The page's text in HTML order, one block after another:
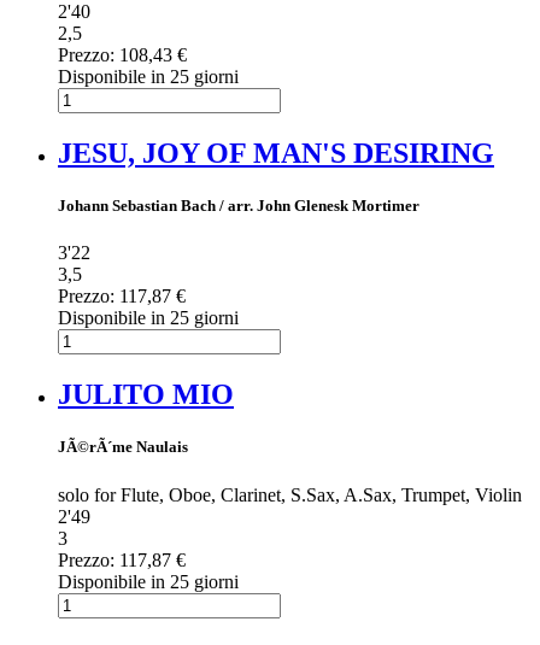
2'40
2,5
Prezzo: 108,43 €
Disponibile in 25 giorni
JESU, JOY OF MAN'S DESIRING
Johann Sebastian Bach / arr. John Glenesk Mortimer
3'22
3,5
Prezzo: 117,87 €
Disponibile in 25 giorni
JULITO MIO
JÃ©rÃ´me Naulais
solo for Flute, Oboe, Clarinet, S.Sax, A.Sax, Trumpet, Violin
2'49
3
Prezzo: 117,87 €
Disponibile in 25 giorni